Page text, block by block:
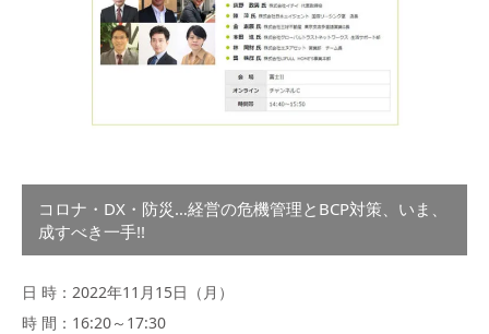
コロナ・DX・防災…経営の危機管理とBCP対策、いま、
成すべき一手!!
日 時：2022年11月15日（月）
時 間：16:20～17:30